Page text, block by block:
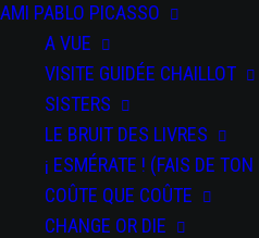
AMI PABLO PICASSO
A VUE
VISITE GUIDÉE CHAILLOT
SISTERS
LE BRUIT DES LIVRES
¡ ESMÉRATE ! (FAIS DE
COÛTE QUE COÛTE
CHANGE OR DIE
DATE
10 Déc
2024